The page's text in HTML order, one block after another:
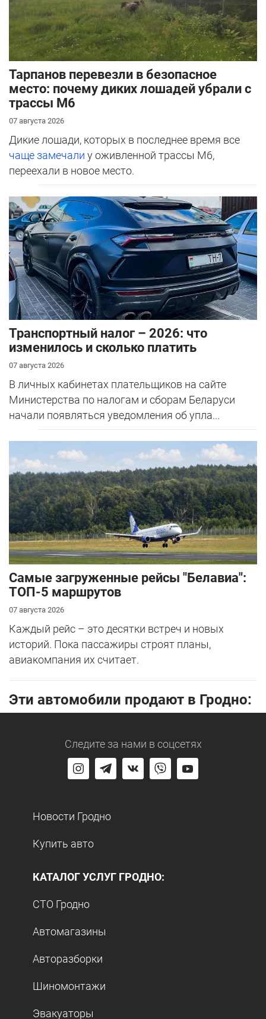
Тарпанов перевезли в безопасное
место: почему диких лошадей убрали с
трассы М6
07 августа 2026
Дикие лошади, которых в последнее время все
чаще замечали у оживленной трассы М6,
переехали в новое место.
Транспортный налог – 2026: что
изменилось и сколько платить
07 августа 2026
В личных кабинетах плательщиков на сайте
Министерства по налогам и сборам Беларуси
начали появляться уведомления об упла...
Самые загруженные рейсы "Белавиа":
ТОП-5 маршрутов
07 августа 2026
Каждый рейс – это десятки встреч и новых
историй. Пока пассажиры строят планы,
авиакомпания их считает.
Эти автомобили продают в Гродно:
Следите за нами в соцсетях
Новости Гродно
Купить авто
КАТАЛОГ УСЛУГ ГРОДНО:
СТО Гродно
Автомагазины
Авторазборки
Шиномонтажи
Эвакуаторы